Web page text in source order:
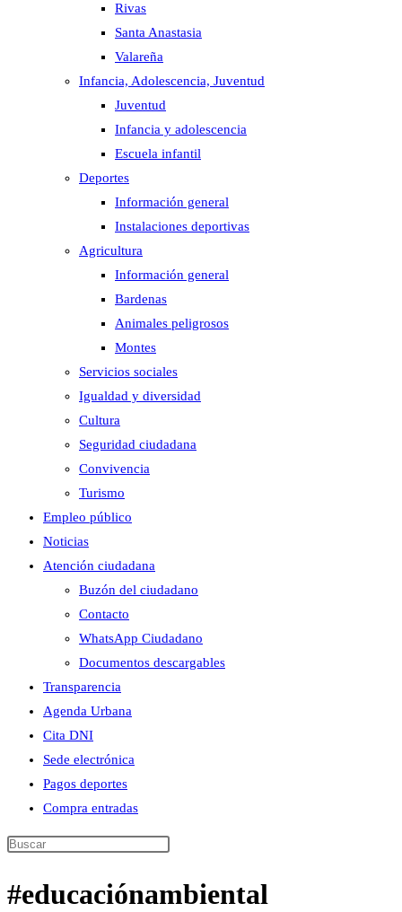
Rivas
Santa Anastasia
Valareña
Infancia, Adolescencia, Juventud
Juventud
Infancia y adolescencia
Escuela infantil
Deportes
Información general
Instalaciones deportivas
Agricultura
Información general
Bardenas
Animales peligrosos
Montes
Servicios sociales
Igualdad y diversidad
Cultura
Seguridad ciudadana
Convivencia
Turismo
Empleo público
Noticias
Atención ciudadana
Buzón del ciudadano
Contacto
WhatsApp Ciudadano
Documentos descargables
Transparencia
Agenda Urbana
Cita DNI
Sede electrónica
Pagos deportes
Compra entradas
Buscar
esta
#educaciónambiental